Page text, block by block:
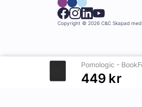
449 kr
Copyright © 2026 C&C Skapad med